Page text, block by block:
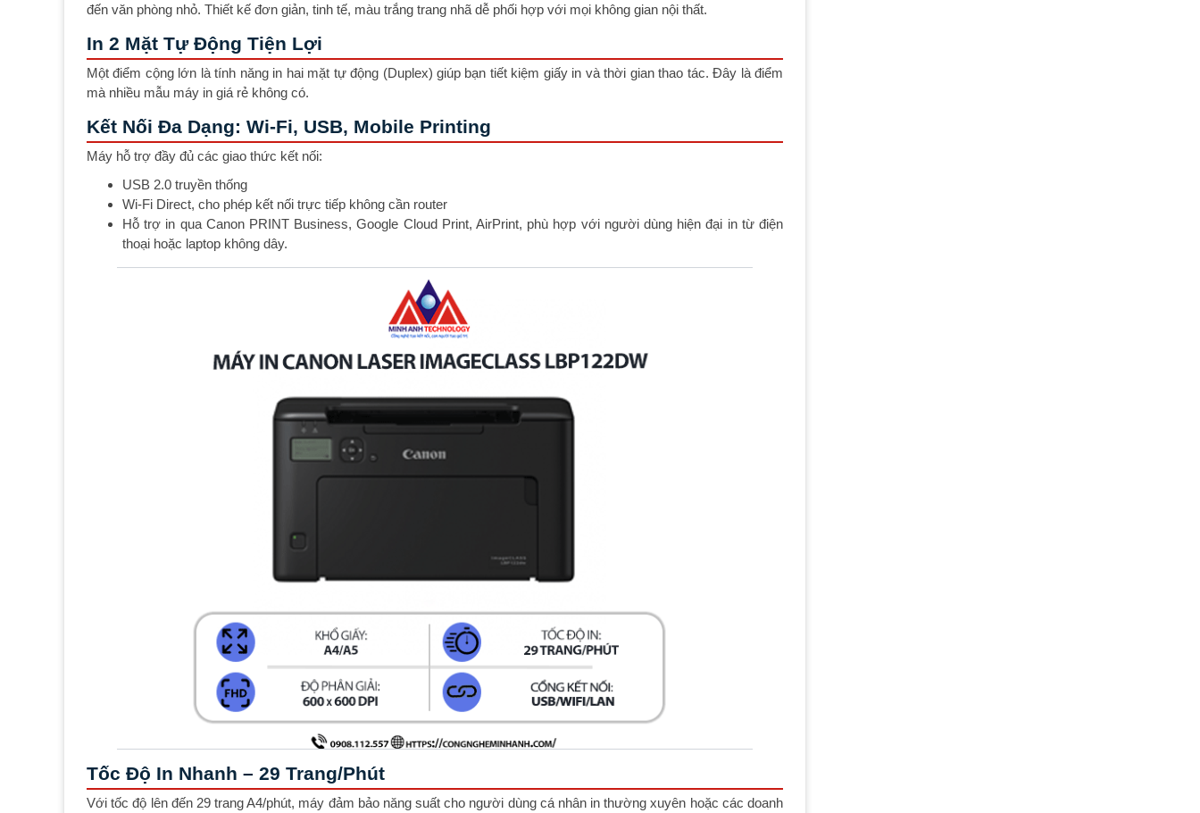
đến văn phòng nhỏ. Thiết kế đơn giản, tinh tế, màu trắng trang nhã dễ phối hợp với mọi không gian nội thất.
In 2 Mặt Tự Động Tiện Lợi
Một điểm cộng lớn là tính năng in hai mặt tự động (Duplex) giúp bạn tiết kiệm giấy in và thời gian thao tác. Đây là điểm
mà nhiều mẫu máy in giá rẻ không có.
Kết Nối Đa Dạng: Wi-Fi, USB, Mobile Printing
Máy hỗ trợ đầy đủ các giao thức kết nối:
USB 2.0 truyền thống
Wi-Fi Direct, cho phép kết nối trực tiếp không cần router
Hỗ trợ in qua Canon PRINT Business, Google Cloud Print, AirPrint, phù hợp với người dùng hiện đại in từ điện
thoại hoặc laptop không dây.
Tốc Độ In Nhanh – 29 Trang/phút
Với tốc độ lên đến 29 trang A4/phút, máy đảm bảo năng suất cho người dùng cá nhân in thường xuyên hoặc các doanh